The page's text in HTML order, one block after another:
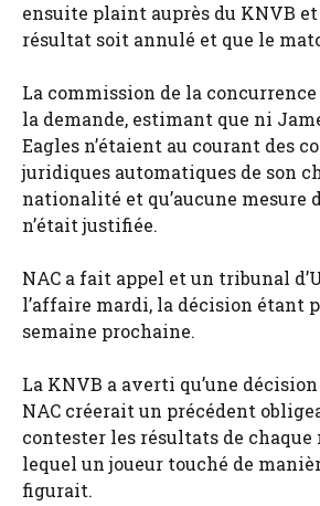
ensuite plaint auprès du KNVB
résultat soit annulé et que le
La commission de la
la demande, estimant que ni
Eagles n’étaient au courant des
juridiques automatiques de son
nationalité et qu’aucune mesure
n’était justifiée.
NAC a fait appel et un tribunal
l’affaire mardi, la décision étant
semaine prochaine.
La KNVB a averti qu’une
NAC créerait un précédent
contester les résultats de chaque
lequel un joueur touché de
figurait.